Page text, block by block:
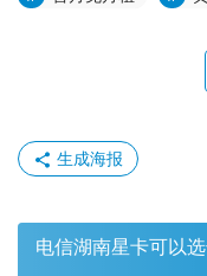
称不同，套餐内容相同
激活方式：快递员
年龄限制：18-70